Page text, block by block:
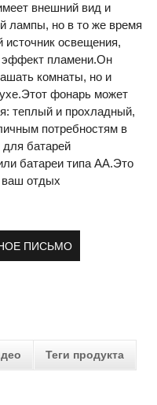
внешний вид и
лампы, но в то же время
освещения,
эффект пламени.Он
комнаты, но и
фонарь может
теплый и прохладный,
потребностям в
батарей
батареи типа АА.Это
ваш отдых
ПИСЬМО
Теги продукта